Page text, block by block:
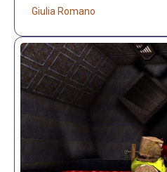
Giulia Romano